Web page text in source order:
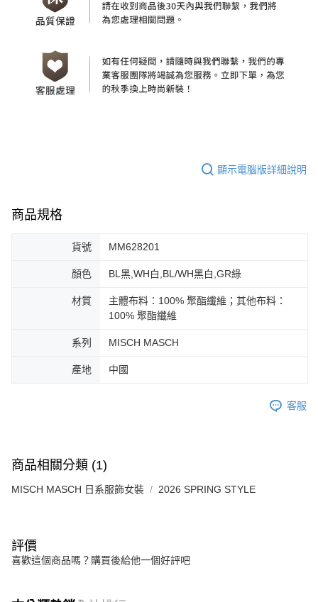
顯示電腦版詳細說明
商品規格
貨號 MM628201
顏色 BL黑,WH白,BL/WH黑白,GR綠
材質
主體布料：100% 聚酯纖維；其他布料：
100% 聚酯纖維
系列 MISCH MASCH
產地 中國
客服
商品相關分類 (1)
MISCH MASCH 日系服飾女裝 2026 SPRING STYLE
評價
喜歡這個商品嗎？購買後給他一個好評吧